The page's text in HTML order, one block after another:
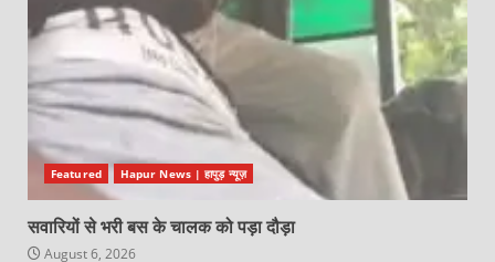
Featured Hapur News | हापुड़ न्यूज़
सवारियों से भरी बस के चालक को पड़ा दौड़ा
August 6, 2026